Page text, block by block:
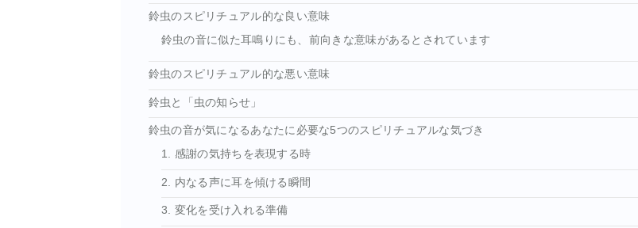
鈴虫のスピリチュアル的な良い意味
鈴虫の音に似た耳鳴りにも、前向きな意味があるとされています
鈴虫のスピリチュアル的な悪い意味
鈴虫と「虫の知らせ」
鈴虫の音が気になるあなたに必要な5つのスピリチュアルな気づき
1. 感謝の気持ちを表現する時
2. 内なる声に耳を傾ける瞬間
3. 変化を受け入れる準備